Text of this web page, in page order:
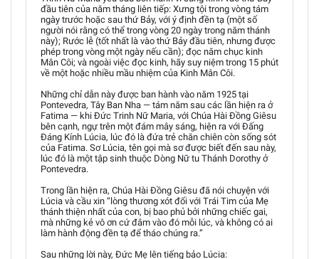
đầu tiên của năm tháng liên tiếp: Xưng tội trong vòng tám
ngày trước hoặc sau thứ Bảy, với ý định đền tạ (một số
người nói rằng có thể trong vòng 20 ngày trong năm thánh
này); Rước lễ (tốt nhất là vào thứ Bảy đầu tiên, nhưng được
phép trong vòng một ngày nếu cần); đọc năm chục kinh
Mân Côi; và ngoài việc đọc kinh, hãy suy niệm trong 15 phút
về một hoặc nhiều mầu nhiệm của Kinh Mân Côi.
Những chỉ dẫn này được ban hành vào năm 1925 tại
Pontevedra, Tây Ban Nha — tám năm sau các lần hiện ra ở
Fatima — khi Đức Trinh Nữ Maria, với Chúa Hài Đồng Giêsu
bên cạnh, ngự trên một đám mây sáng, hiện ra với Đấng
Đáng Kính Lúcia, lúc đó là đứa trẻ chăn chiên còn sống sót
của Fatima. Sơ Lúcia, tên gọi mà sơ được biết đến sau này,
lúc đó là một tập sinh thuộc Dòng Nữ tu Thánh Dorothy ở
Pontevedra.
Trong lần hiện ra, Chúa Hài Đồng Giêsu đã nói chuyện với
Lúcia và cầu xin “lòng thương xót đối với Trái Tim của Mẹ
thánh thiện nhất của con, bị bao phủ bởi những chiếc gai,
mà những kẻ vô ơn cứ đâm vào đó mỗi lúc, và không có ai
làm hành động đền tạ để tháo chúng ra.”
Sau những lời này, Đức Mẹ lên tiếng bảo Lúcia: